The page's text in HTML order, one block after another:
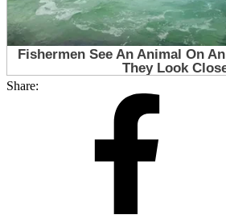
Share: